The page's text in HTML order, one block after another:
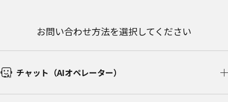
お問い合わせ方法を選択してください
チャット（AIオペレーター）​